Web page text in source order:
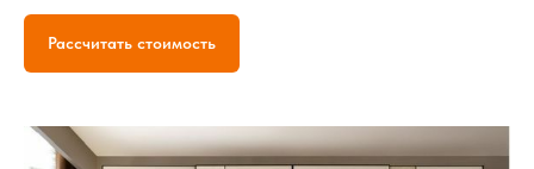
Рассчитать стоимость